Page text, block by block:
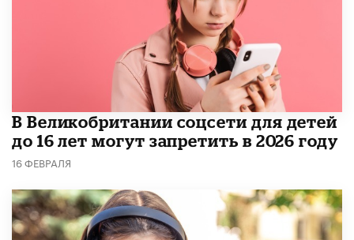
В Великобритании соцсети для детей
до 16 лет могут запретить в 2026 году
16 ФЕВРАЛЯ